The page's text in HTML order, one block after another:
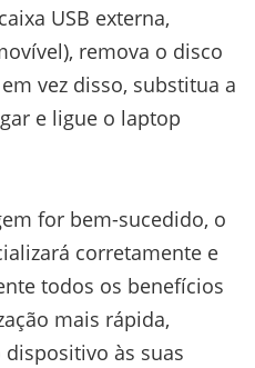
USB externa,
remova o disco
vez disso, substitua a
e ligue o laptop
for bem-sucedido, o
corretamente e
todos os benefícios
mais rápida,
às suas